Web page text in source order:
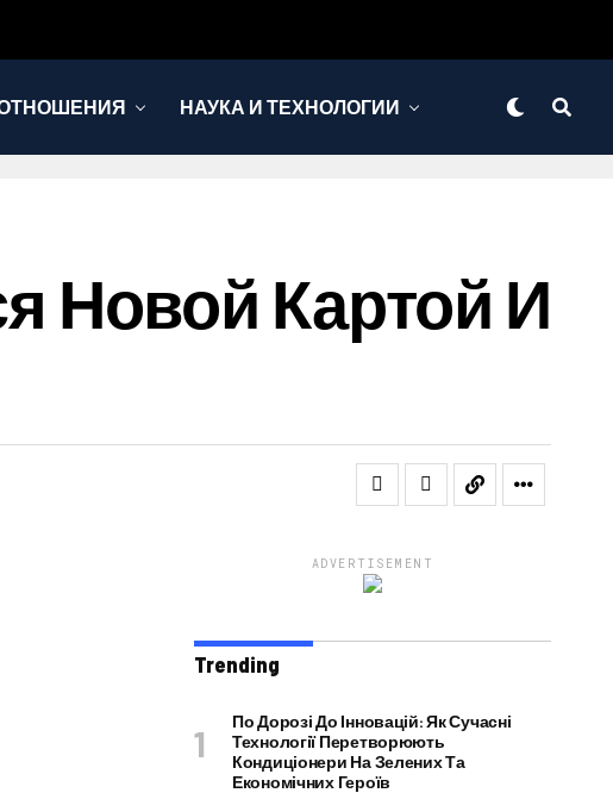
НАУКА И ТЕХНОЛОГИИ
Новой Картой И
ADVERTISEMENT
Trending
По Дорозі До Інновацій: Як Сучасні
Технології Перетворюють
Кондиціонери На Зелених Та
Економічних Героїв